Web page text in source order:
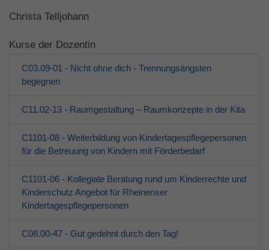
Kinder (0-6)
Grundschulkinder
Jugendliche
Erwachsene
Über den jfd
Kurssuche
Christa Telljohann
Kurse der Dozentin
C03.09-01 - Nicht ohne dich - Trennungsängsten
begegnen
C11.02-13 - Raumgestaltung – Raumkonzepte in der Kita
C1101-08 - Weiterbildung von Kindertagespflegepersonen
für die Betreuung von Kindern mit Förderbedarf
C1101-06 - Kollegiale Beratung rund um Kinderrechte und
Kinderschutz Angebot für Rheinenser
Kindertagespflegepersonen
C08.00-47 - Gut gedehnt durch den Tag!